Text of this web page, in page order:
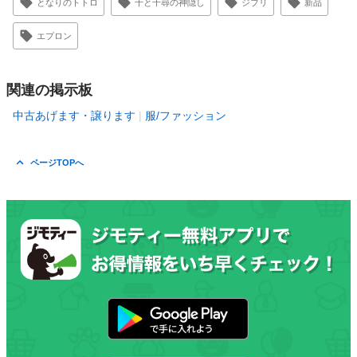
となりのトトロ 千と千尋の神隠し ジブリ 新品
エプロン
関連の掲示板
中古あげます・譲ります 服/ファッション
ページTOPへ